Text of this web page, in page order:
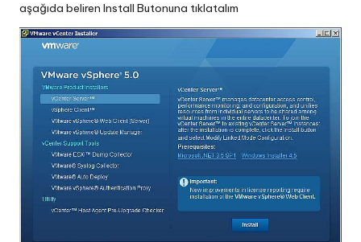
aşağıda beliren Install Butonuna tıklatalım